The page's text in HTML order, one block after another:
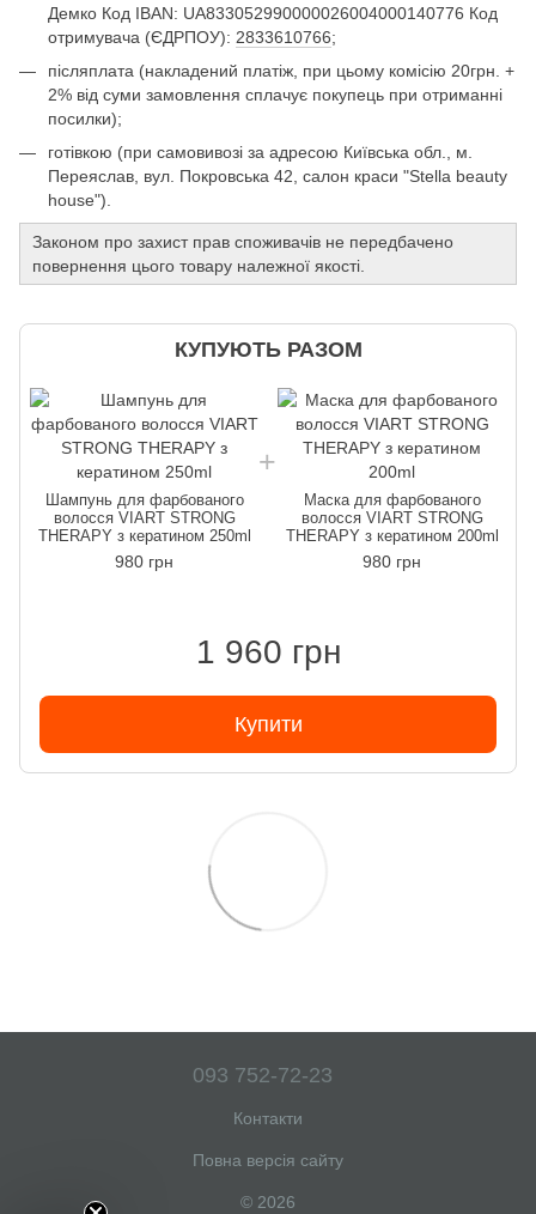
Демко Код IBAN: UA833052990000026004000140776 Код
отримувача (ЄДРПОУ): 2833610766;
післяплата (накладений платіж, при цьому комісію 20грн. +
2% від суми замовлення сплачує покупець при отриманні
посилки);
готівкою (при самовивозі за адресою Київська обл., м.
Переяслав, вул. Покровська 42, салон краси "Stella beauty
house").
Законом про захист прав споживачів не передбачено
повернення цього товару належної якості.
КУПУЮТЬ РАЗОМ
Шампунь для фарбованого
волосся VIART STRONG
THERAPY з кератином 250ml
980 грн
Маска для фарбованого
волосся VIART STRONG
THERAPY з кератином 200ml
980 грн
1 960 грн
Купити
093 752-72-23
Контакти
Повна версія сайту
© 2026